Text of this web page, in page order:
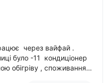
через вайфай .
було -11 кондиціонер
обігріву , споживання